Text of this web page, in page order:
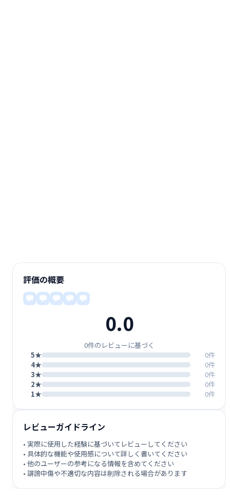
評価の概要
0.0
0件のレビューに基づく
5★
0件
4★
0件
3★
0件
2★
0件
1★
0件
レビューガイドライン
• 実際に使用した経験に基づいてレビューしてください
• 具体的な機能や使用感について詳しく書いてください
• 他のユーザーの参考になる情報を含めてください
• 誹謗中傷や不適切な内容は削除される場合があります